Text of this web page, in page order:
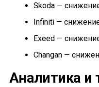
Skoda —
Infiniti —
Exeed —
Changan —
Аналитика и